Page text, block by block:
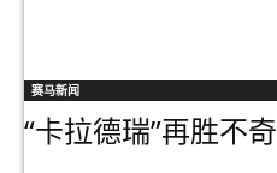
赛马新闻
“卡拉德瑞”再胜不奇